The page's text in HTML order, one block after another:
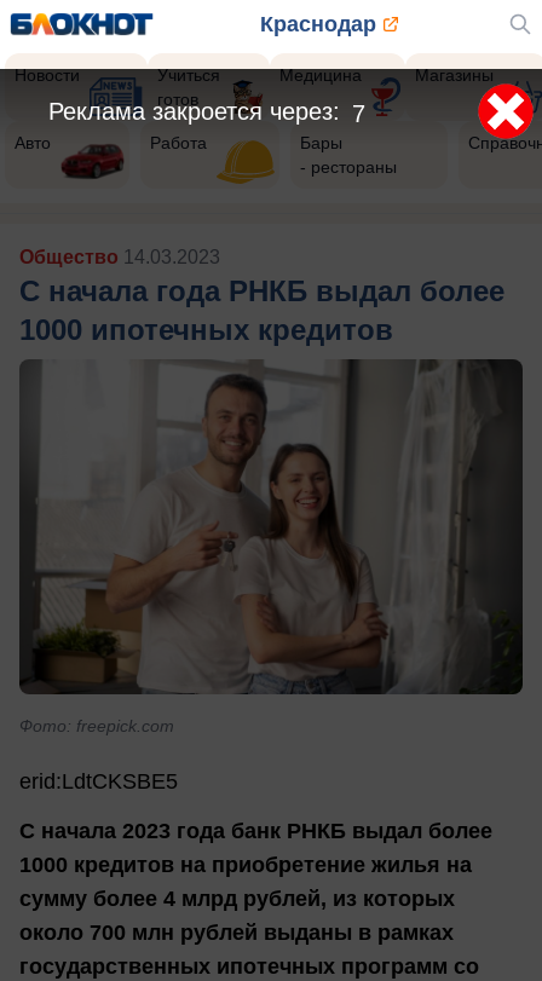
Краснодар
Новости
Учиться
готов
Медицина Магазины
Авто Работа
Бары
- рестораны
Общество 14.03.2023
С начала года РНКБ выдал более
1000 ипотечных кредитов
Фото: freepick.com
erid:LdtCKSBE5
С начала 2023 года банк РНКБ выдал более
1000 кредитов на приобретение жилья на
сумму более 4 млрд рублей, из которых
около 700 млн рублей выданы в рамках
государственных ипотечных программ со
5
Реклама закроется через: